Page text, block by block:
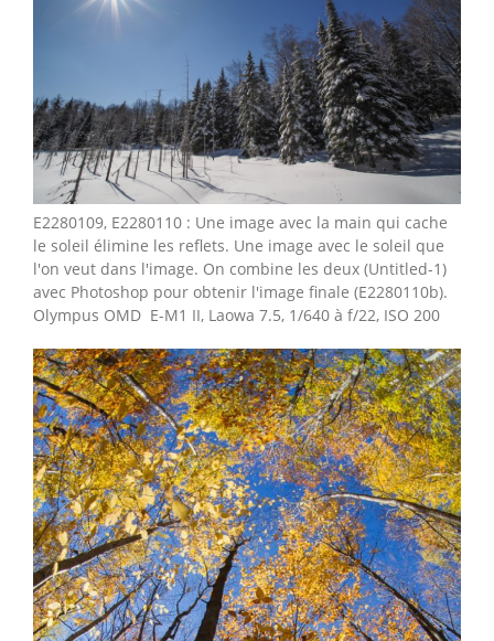
E2280109, E2280110 : Une image avec la main qui cache
le soleil élimine les reflets. Une image avec le soleil que
l'on veut dans l'image. On combine les deux (Untitled-1)
avec Photoshop pour obtenir l'image finale (E2280110b).
Olympus OMD E-M1 II, Laowa 7.5, 1/640 à f/22, ISO 200